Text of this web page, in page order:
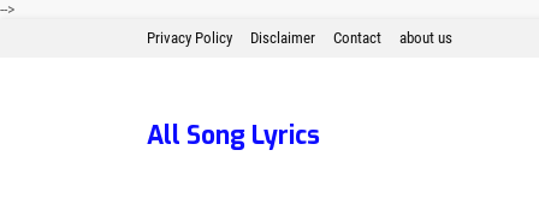
-->
Privacy Policy Disclaimer Contact about us
All Song Lyrics